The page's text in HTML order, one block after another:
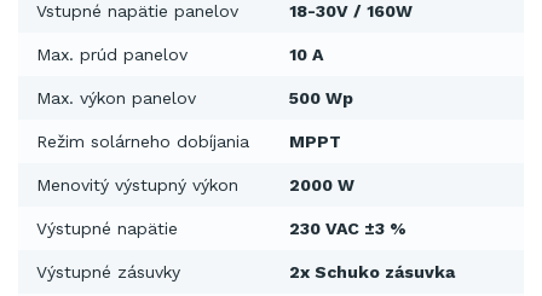
Vstupné napätie panelov 18-30V / 160W
Max. prúd panelov 10 A
Max. výkon panelov 500 Wp
Režim solárneho dobíjania MPPT
Menovitý výstupný výkon 2000 W
Výstupné napätie 230 VAC ±3 %
Výstupné zásuvky 2x Schuko zásuvka